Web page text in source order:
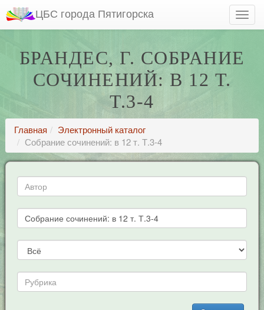
ЦБС города Пятигорска
БРАНДЕС, Г. СОБРАНИЕ
СОЧИНЕНИЙ: В 12 Т.
Т.3-4
Главная
Электронный каталог
Собрание сочинений: в 12 т. Т.3-4